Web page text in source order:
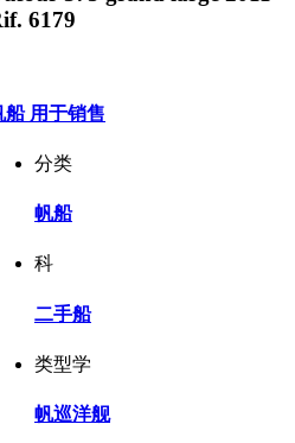
6179
船 用于销售
分类
帆船
科
二手船
类型学
帆巡洋舰